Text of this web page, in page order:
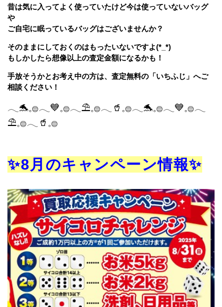
昔は気に入ってよく使っていたけど今は使っていないバッグ
や
ご自宅に眠っているバッグはございませんか？
そのままにしておくのはもったいないですよ(*_*)
もしかしたら想像以上の査定金額になるかも！
手放そうかとお考え中の方は、査定無料の「いちふじ」へご
相談ください！
𓂃🐬𓈒𓐍𓂃💙𓈒𓐍𓂃⛱️𓈒𓐍𓂃🥤𓈒𓐍𓂃🐬𓈒𓐍𓂃💙𓈒𓐍𓂃
⛱️𓈒𓐍𓂃🥤𓈒𓐍
✨8月のキャンペーン情報✨